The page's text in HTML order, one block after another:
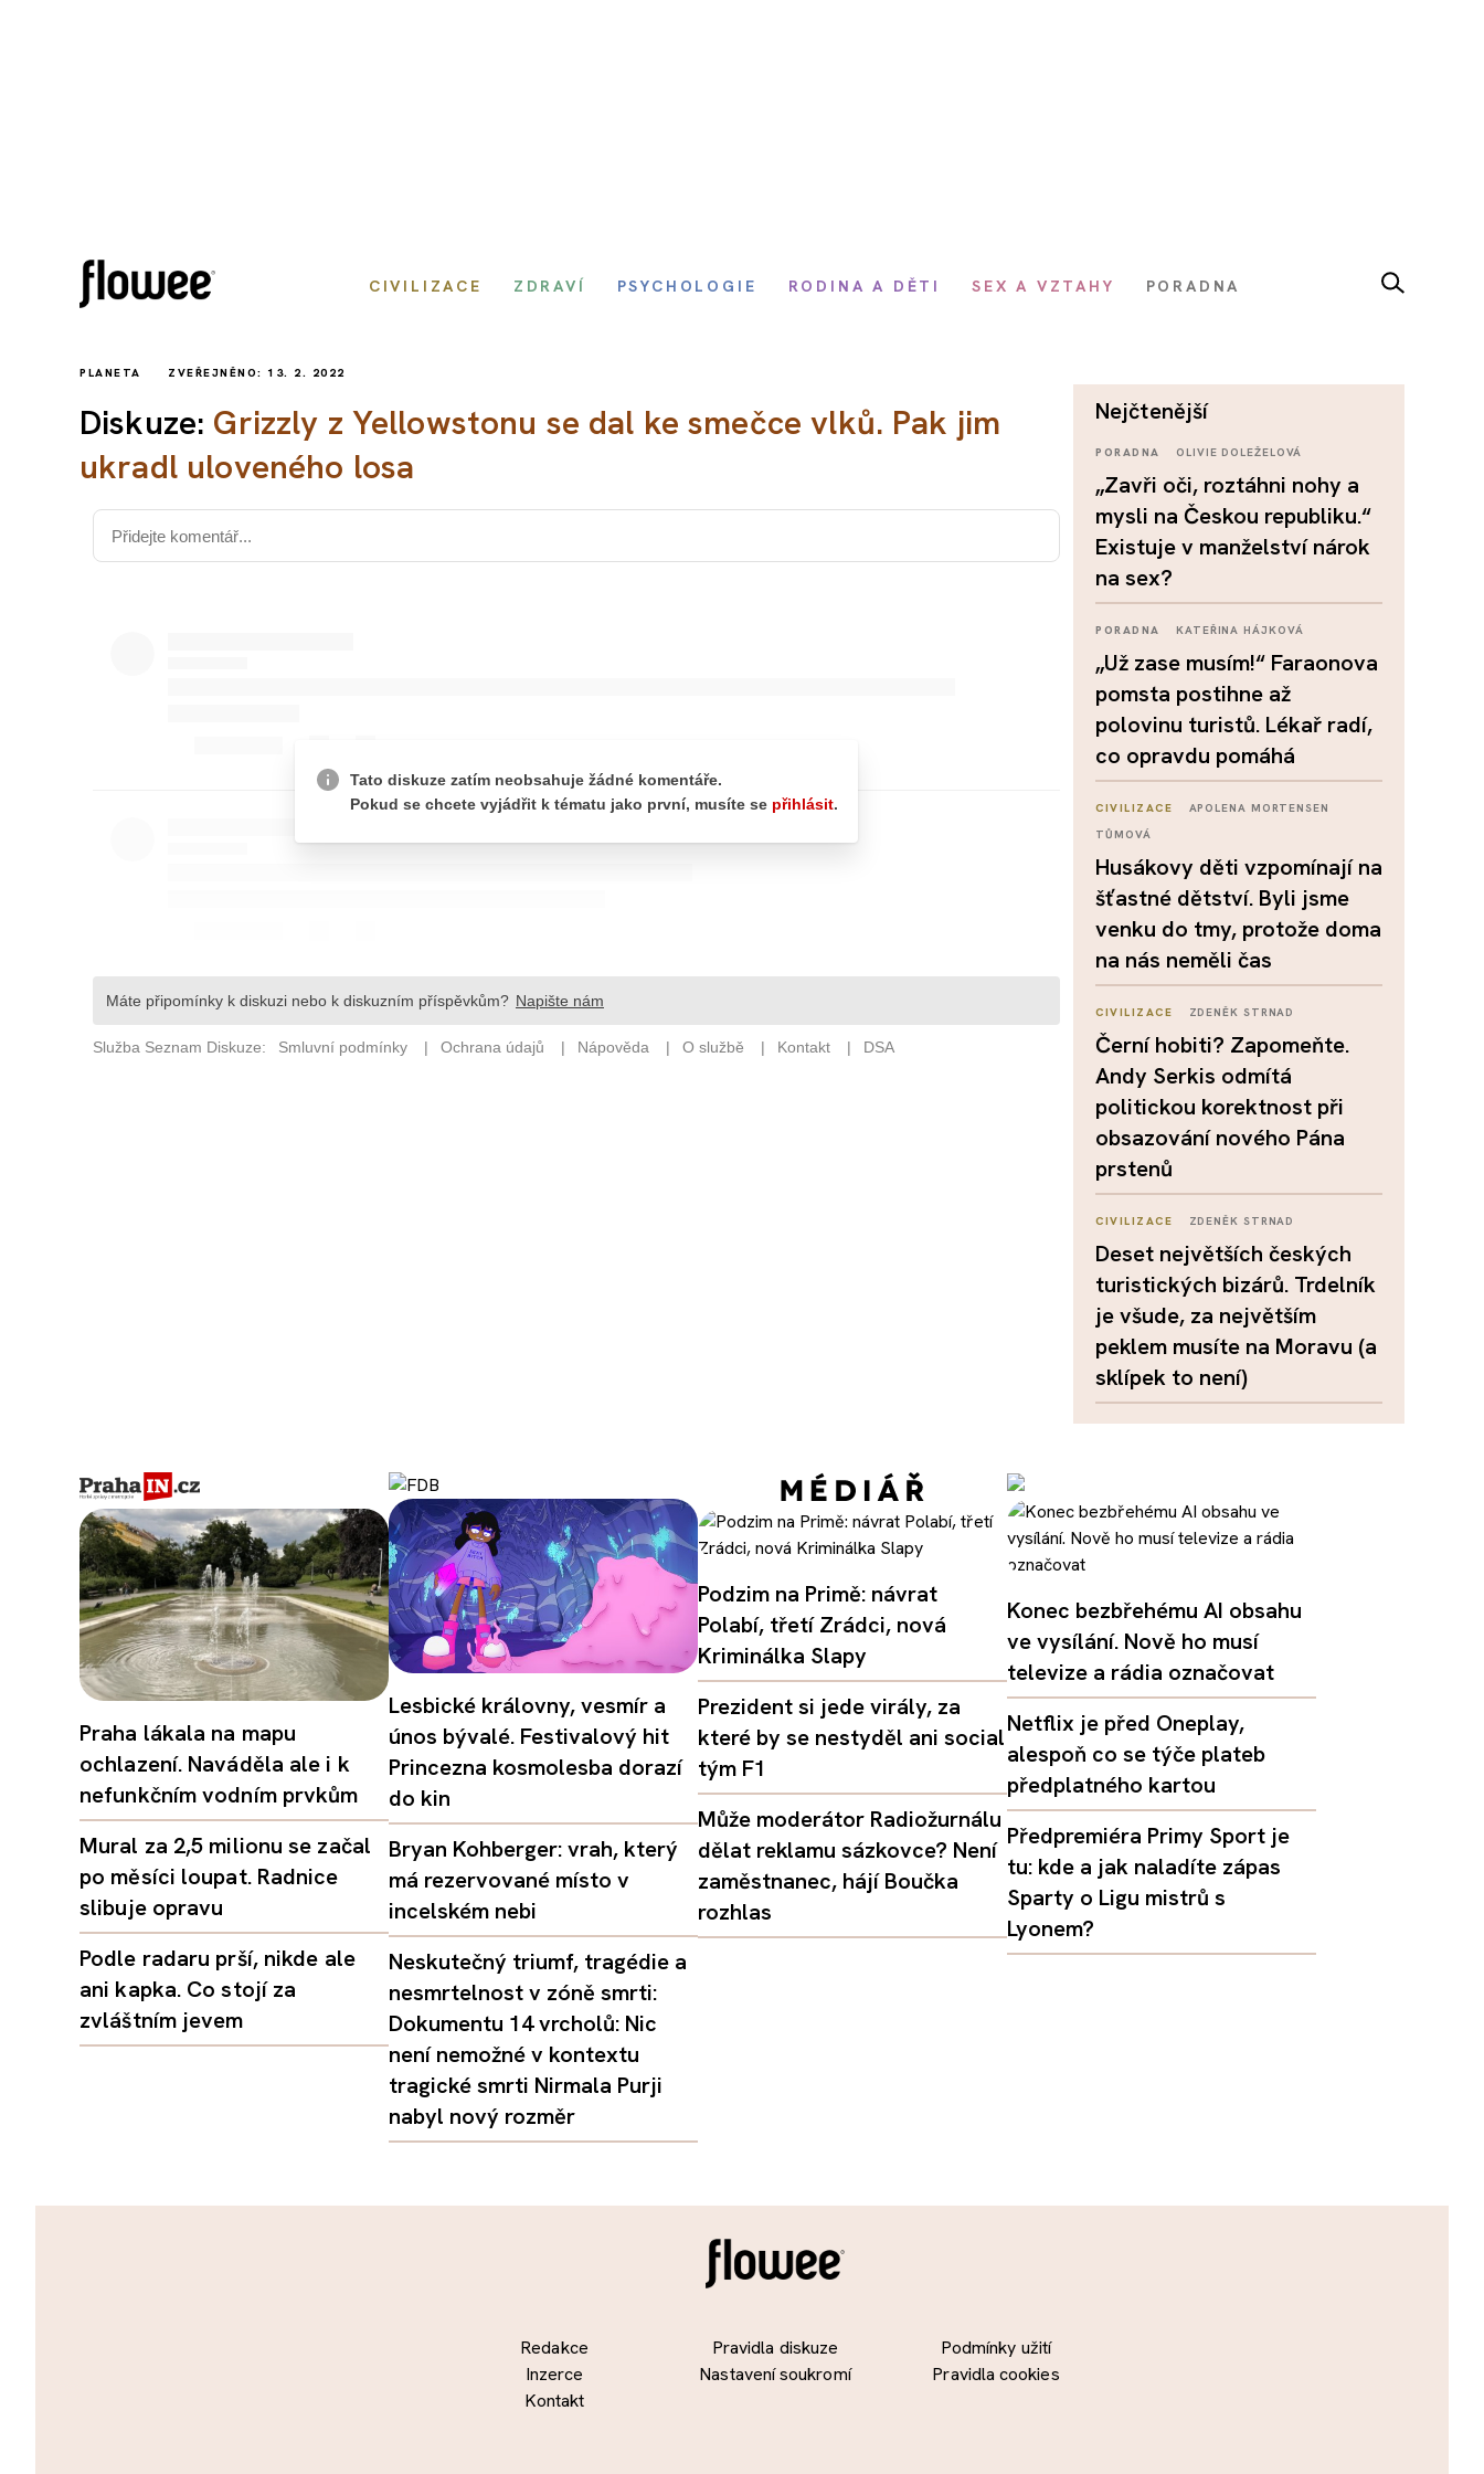
CIVILIZACE ZDRAVÍ PSYCHOLOGIE RODINA A DĚTI SEX A VZTAHY PORADNA
PLANETA ZVEŘEJNĚNO: 13. 2. 2022
Diskuze: Grizzly z Yellowstonu se dal ke smečce vlků. Pak jim
ukradl uloveného losa
nejčtenější
PORADNA OLIVIE DOLEŽELOVÁ
„Zavři oči, roztáhni nohy a
mysli na Českou republiku.“
Existuje v manželství nárok
na sex?
PORADNA KATEŘINA HÁJKOVÁ
„Už zase musím!“ Faraonova
pomsta postihne až
polovinu turistů. Lékař radí,
co opravdu pomáhá
CIVILIZACE
APOLENA MORTENSEN
TŮMOVÁ
Husákovy děti vzpomínají na
šťastné dětství. Byli jsme
venku do tmy, protože doma
na nás neměli čas
CIVILIZACE ZDENĚK STRNAD
Černí hobiti? Zapomeňte.
Andy Serkis odmítá
politickou korektnost při
obsazování nového Pána
prstenů
CIVILIZACE ZDENĚK STRNAD
Deset největších českých
turistických bizárů. Trdelník
je všude, za největším
peklem musíte na Moravu (a
sklípek to není)
Praha lákala na mapu
ochlazení. Naváděla ale i k
nefunkčním vodním prvkům
Mural za 2,5 milionu se začal
po měsíci loupat. Radnice
slibuje opravu
Podle radaru prší, nikde ale
ani kapka. Co stojí za
zvláštním jevem
Lesbické královny, vesmír a
únos bývalé. Festivalový hit
Princezna kosmolesba dorazí
do kin
Bryan Kohberger: vrah, který
má rezervované místo v
incelském nebi
Neskutečný triumf, tragédie a
nesmrtelnost v zóně smrti:
Dokumentu 14 vrcholů: Nic
není nemožné v kontextu
tragické smrti Nirmala Purji
nabyl nový rozměr
Podzim na Primě: návrat
Polabí, třetí Zrádci, nová
Kriminálka Slapy
Prezident si jede virály, za
které by se nestyděl ani social
tým F1
Může moderátor Radiožurnálu
dělat reklamu sázkovce? Není
zaměstnanec, hájí Boučka
rozhlas
Konec bezbřehému AI obsahu
ve vysílání. Nově ho musí
televize a rádia označovat
Netflix je před Oneplay,
alespoň co se týče plateb
předplatného kartou
Předpremiéra Primy Sport je
tu: kde a jak naladíte zápas
Sparty o Ligu mistrů s
Lyonem?
Redakce
Inzerce
Kontakt
Pravidla diskuze
Nastavení soukromí
Podmínky užití
Pravidla cookies